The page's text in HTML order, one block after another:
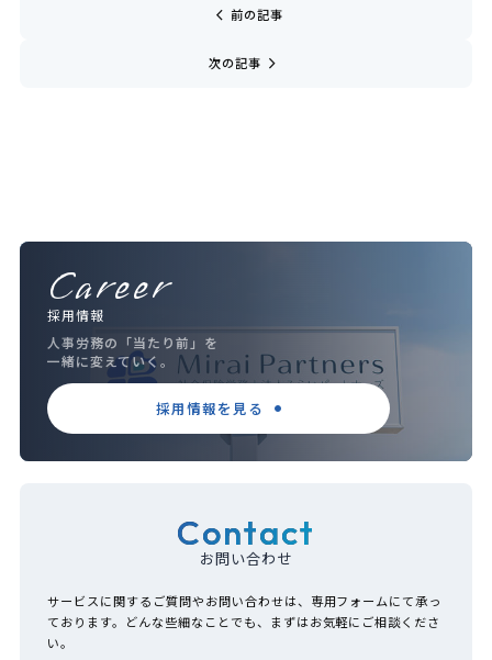
chevron_left 前の記事
次の記事 navigate_next
Career
採用情報
人事労務の「当たり前」を
一緒に変えていく。
採用情報を見る
Contact
お問い合わせ
サービスに関するご質問やお問い合わせは、専用フォームにて承っ
ております。どんな些細なことでも、まずはお気軽にご相談くださ
い。